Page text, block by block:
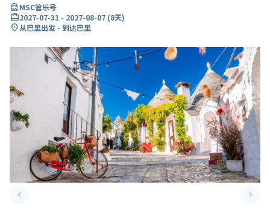
directions_boatMSC管乐号
card_travel2027-07-31 - 2027-08-07 (8天)
location_on从巴里出发 - 到达巴里
keyboard_arrow_leftPrevious slide keyboard_arrow_right